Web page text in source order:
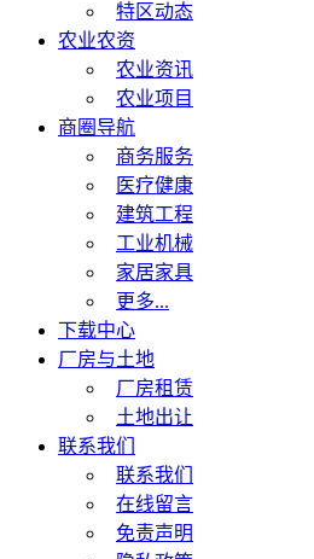
特区动态
农业农资
农业资讯
农业项目
商圈导航
商务服务
医疗健康
建筑工程
工业机械
家居家具
更多...
下载中心
厂房与土地
厂房租赁
土地出让
联系我们
联系我们
在线留言
免责声明